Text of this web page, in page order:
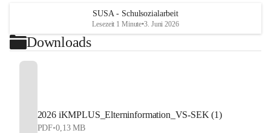
SUSA - Schulsozialarbeit
Lesezeit 1 Minute•3. Juni 2026
Downloads
2026 iKMPLUS_Elterninformation_VS-SEK (1)
PDF•0,13 MB